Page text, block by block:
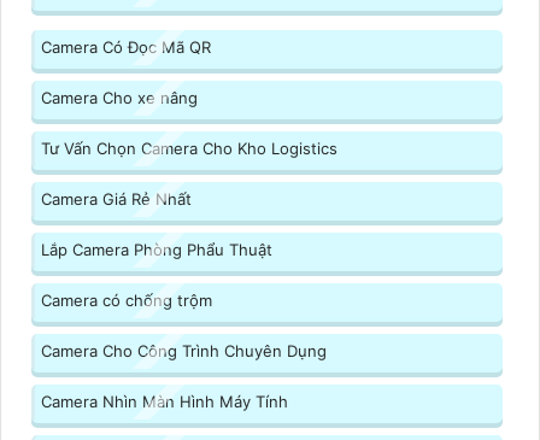
Camera Có Đọc Mã QR
Camera Cho xe nâng
Tư Vấn Chọn Camera Cho Kho Logistics
Camera Giá Rẻ Nhất
Lắp Camera Phòng Phẩu Thuật
Camera có chống trộm
Camera Cho Công Trình Chuyên Dụng
Camera Nhìn Màn Hình Máy Tính